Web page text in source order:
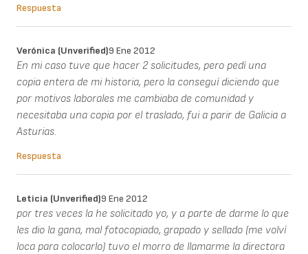
Respuesta
Verónica (unverified)9 Ene 2012
En mi caso tuve que hacer 2 solicitudes, pero pedí una
copia entera de mi historia, pero la conseguí diciendo que
por motivos laborales me cambiaba de comunidad y
necesitaba una copia por el traslado, fui a parir de Galicia a
Asturias.
Respuesta
Leticia (unverified)9 Ene 2012
por tres veces la he solicitado yo, y a parte de darme lo que
les dio la gana, mal fotocopiado, grapado y sellado (me volví
loca para colocarlo) tuvo el morro de llamarme la directora